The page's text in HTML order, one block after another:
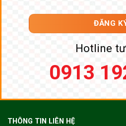
Hotline
0913
THÔNG TIN LIÊN HỆ